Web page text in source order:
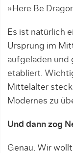
»Here Be
Es ist natürlich
Ursprung im
aufgeladen und
etabliert.
Mittelalter
Modernes zu
Und dann zog
Genau. Wir